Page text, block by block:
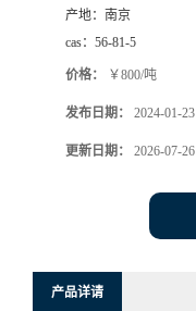
产地： 南京
cas： 56-81-5
价格： ￥800/吨
发布日期： 2024-01-23
更新日期： 2026-07-26
产品详请